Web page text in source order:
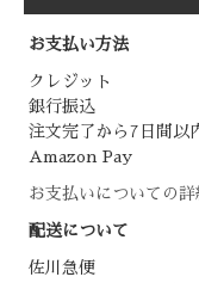
お支払い方法
クレジット
銀行振込
注文完了から7日間以
Amazon Pay
お支払いについての詳
配送について
佐川急便